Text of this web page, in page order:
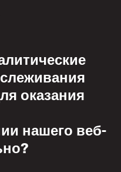
оказания
нашего веб-